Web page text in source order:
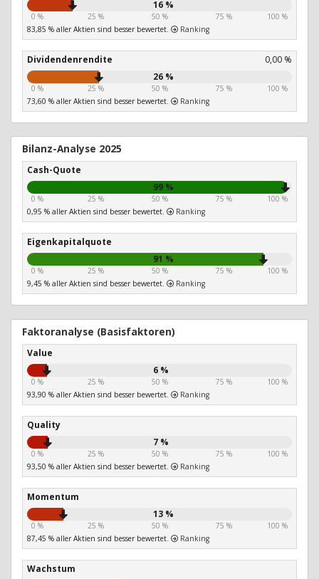
16 %
0 % 25 % 50 % 75 %
100 %
83,85 % aller Aktien sind besser bewertet.
Ranking
Dividendenrendite
0,00 %
26 %
0 % 25 % 50 % 75 %
100 %
73,60 % aller Aktien sind besser bewertet.
Ranking
Bilanz-Analyse 2025
Cash-Quote
99 %
0 % 25 % 50 % 75 %
100 %
0,95 % aller Aktien sind besser bewertet.
Ranking
Eigenkapitalquote
91 %
0 % 25 % 50 % 75 %
100 %
9,45 % aller Aktien sind besser bewertet.
Ranking
Faktoranalyse (Basisfaktoren)
Value
6 %
0 % 25 % 50 % 75 %
100 %
93,90 % aller Aktien sind besser bewertet.
Ranking
Quality
7 %
0 % 25 % 50 % 75 %
100 %
93,50 % aller Aktien sind besser bewertet.
Ranking
Momentum
13 %
0 % 25 % 50 % 75 %
100 %
87,45 % aller Aktien sind besser bewertet.
Ranking
Wachstum